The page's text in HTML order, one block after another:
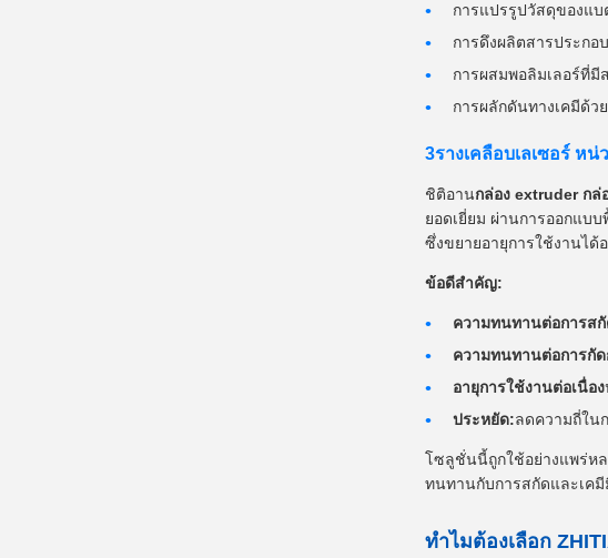
การแปรรูปวัสดุของแบ
การดึงผลิตสารประกอ
การผสมพอลิมเลอร์ที่มี
การผลักดันทางเคมีด้ว
3รางเคลือบเลเซอร์ ห
ชิติอานกล่อง extruder กล่
ยอดเยี่ยม ผ่านการออกแบ
ซึ่งขยายอายุการใช้งานได้
ข้อดีสําคัญ:
ความทนทานต่อการส
ความทนทานต่อการกัด
อายุการใช้งานต่อเนื่อง
ประหยัด:ลดความถี่ใน
โซลูชั่นนี้ถูกใช้อย่างแพร่ห
ทนทานกับการสกัดและเค
ทําไมต้องเลือก